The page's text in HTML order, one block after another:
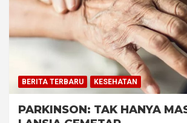
BERITA TERBARU KESEHATAN
PARKINSON: TAK HANYA